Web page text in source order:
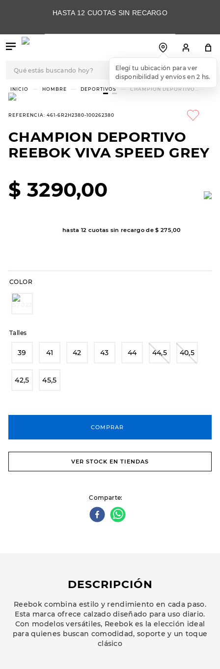
HASTA 12 CUOTAS SIN RECARGO
Elegí tu ubicación para ver
disponibilidad y envíos en 2 hs.
HOMBRE DEPORTIVOS
CHAMPION DEPORTIVO
REFERENCIA: 461-6R2H2380-100262380
CHAMPION DEPORTIVO
REEBOK VIVA SPEED GREY
$ 3290,00
hasta 12 cuotas sin recargo de$ 275,00
COLOR
Talles
39 41 42 43 44 44,5 40,5
42,5 45,5
COMPRAR
VER STOCK EN TIENDAS
Comparte
DESCRIPCIÓN
Reebok combina estilo y rendimiento en cada paso.
Esta marca ofrece calzado diseñado para uso diario.
Con modelos versátiles, Reebok es la elección ideal
para quienes buscan comodidad, soporte y un toque
clásico
TÉRMINOS MÁS
BUSCADOS
3.
skechers slip-ins
8.
sandalias